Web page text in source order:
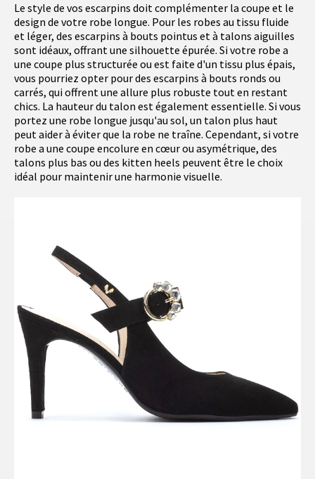
Le style de vos escarpins doit complémenter la coupe et le
design de votre robe longue. Pour les robes au tissu fluide
et léger, des escarpins à bouts pointus et à talons aiguilles
sont idéaux, offrant une silhouette épurée. Si votre robe a
une coupe plus structurée ou est faite d'un tissu plus épais,
vous pourriez opter pour des escarpins à bouts ronds ou
carrés, qui offrent une allure plus robuste tout en restant
chics. La hauteur du talon est également essentielle. Si vous
portez une robe longue jusqu'au sol, un talon plus haut
peut aider à éviter que la robe ne traîne. Cependant, si votre
robe a une coupe encolure en cœur ou asymétrique, des
talons plus bas ou des kitten heels peuvent être le choix
idéal pour maintenir une harmonie visuelle.